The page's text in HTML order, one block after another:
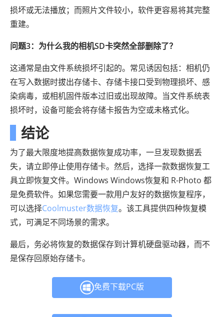
损坏或无法播放；而照片文件较小，软件更容易将其完整
重建。
问题3：为什么我的相机SD卡突然全部删除了？
这通常是由文件系统损坏引起的。常见诱因包括：相机仍
在写入数据时拔出存储卡、存储卡接口受到物理损坏、感
染病毒，或相机固件版本过旧或出现故障。当文件系统表
损坏时，设备可能会将存储卡报告为空或未格式化。
结论
为了最大限度地提高数据恢复成功率，一旦发现数据丢
失，请立即停止使用存储卡。然后，选择一款数据恢复工
具立即恢复文件。Windows Windows恢复和 R-Photo 都
是免费软件。如果您需要一款用户友好的数据恢复程序，
可以选择Coolmuster数据恢复。该工具提供四种恢复模
式，可满足不同场景的需求。
最后，务必将恢复的数据保存到计算机硬盘驱动器，而不
是保存回原始存储卡。
免费下载PC版